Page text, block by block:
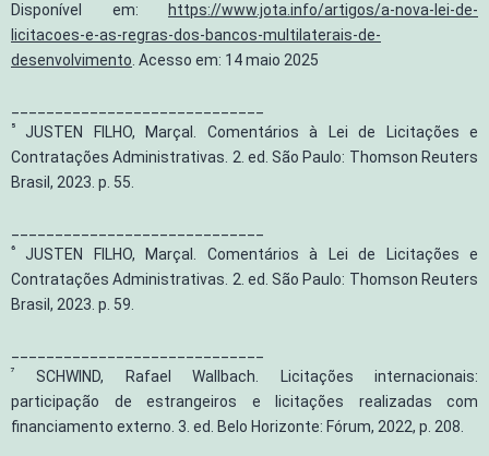
Disponível em:
https://www.jota.info/artigos/a-nova-lei-de-
licitacoes-e-as-regras-dos-bancos-multilaterais-de-
desenvolvimento . Acesso em: 14 maio 2025
⁵
JUSTEN FILHO, Marçal. Comentários à Lei de Licitações e
Contratações Administrativas. 2. ed. São Paulo: Thomson Reuters
Brasil, 2023. p. 55.
⁶
JUSTEN FILHO, Marçal. Comentários à Lei de Licitações e
Contratações Administrativas. 2. ed. São Paulo: Thomson Reuters
Brasil, 2023. p. 59.
⁷
SCHWIND, Rafael Wallbach. Licitações internacionais:
participação de estrangeiros e licitações realizadas com
financiamento externo. 3. ed. Belo Horizonte: Fórum, 2022, p. 208.